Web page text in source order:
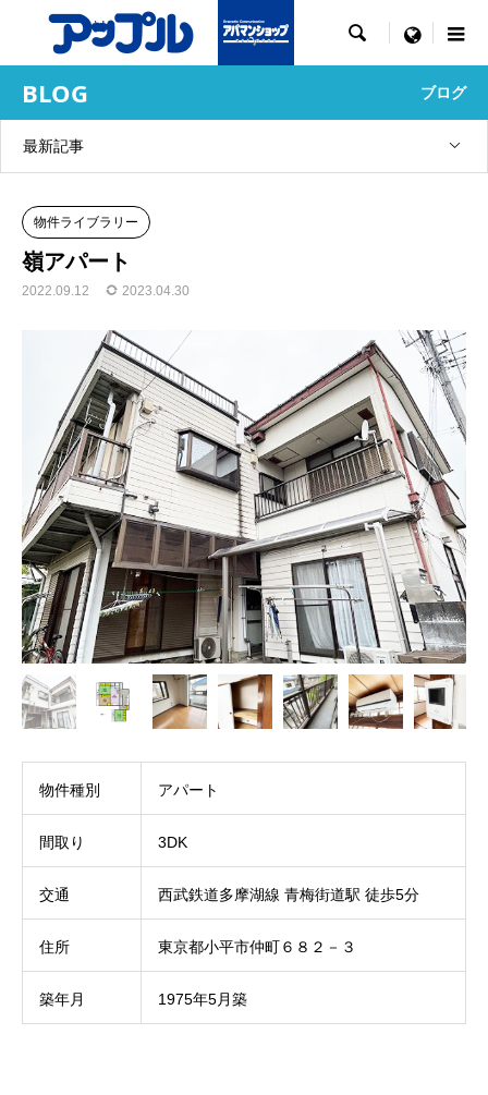
 menu
BLOG ブログ
最新記事
物件ライブラリー
嶺アパート
2022.09.12 2023.04.30
物件種別 アパート
間取り 3DK
交通 西武鉄道多摩湖線 青梅街道駅 徒歩5分
住所 東京都小平市仲町６８２－３
築年月 1975年5月築